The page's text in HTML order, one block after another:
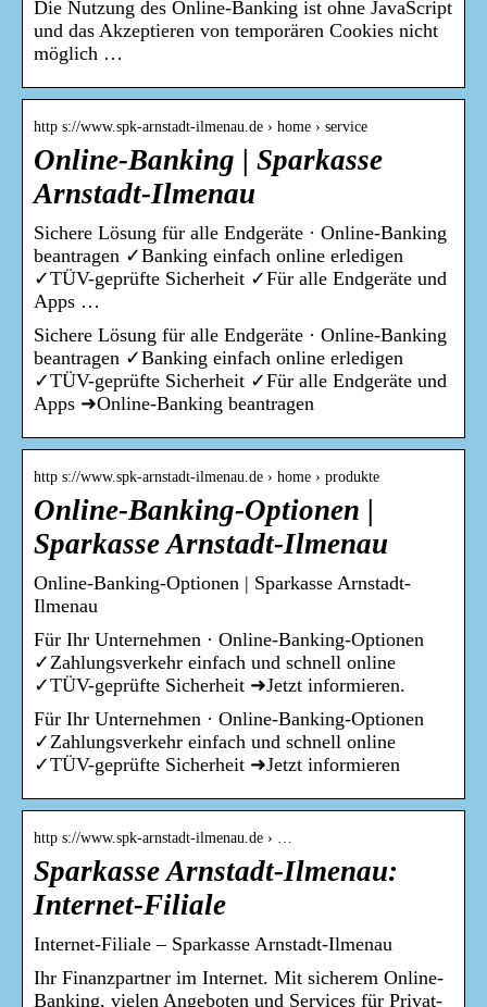
Die Nutzung des Online-Banking ist ohne JavaScript
und das Akzeptieren von temporären Cookies nicht
möglich …
http s://www.spk-arnstadt-ilmenau.de › home › service
Online-Banking | Sparkasse
Arnstadt-Ilmenau
Sichere Lösung für alle Endgeräte · Online-Banking
beantragen ✓Banking einfach online erledigen
✓TÜV-geprüfte Sicherheit ✓Für alle Endgeräte und
Apps …
Sichere Lösung für alle Endgeräte · Online-Banking
beantragen ✓Banking einfach online erledigen
✓TÜV-geprüfte Sicherheit ✓Für alle Endgeräte und
Apps ➜Online-Banking beantragen
http s://www.spk-arnstadt-ilmenau.de › home › produkte
Online-Banking-Optionen |
Sparkasse Arnstadt-Ilmenau
Online-Banking-Optionen | Sparkasse Arnstadt-
Ilmenau
Für Ihr Unternehmen · Online-Banking-Optionen
✓Zahlungsverkehr einfach und schnell online
✓TÜV-geprüfte Sicherheit ➜Jetzt informieren.
Für Ihr Unternehmen · Online-Banking-Optionen
✓Zahlungsverkehr einfach und schnell online
✓TÜV-geprüfte Sicherheit ➜Jetzt informieren
http s://www.spk-arnstadt-ilmenau.de › …
Sparkasse Arnstadt-Ilmenau:
Internet-Filiale
Internet-Filiale – Sparkasse Arnstadt-Ilmenau
Ihr Finanzpartner im Internet. Mit sicherem Online-
Banking, vielen Angeboten und Services für Privat-